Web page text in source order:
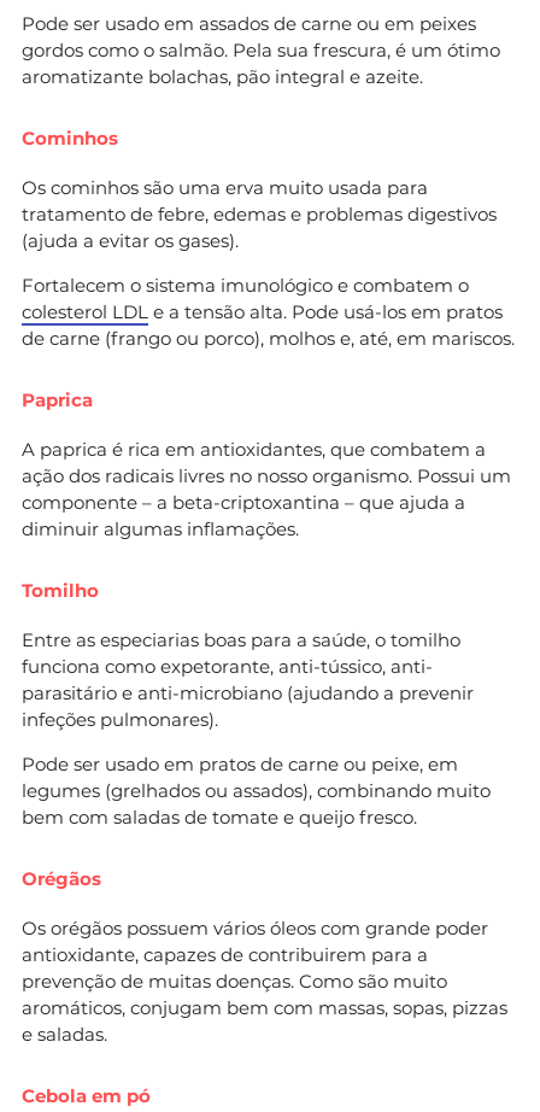
Pode ser usado em assados de carne ou em peixes
gordos como o salmão. Pela sua frescura, é um ótimo
aromatizante bolachas, pão integral e azeite.
Cominhos
Os cominhos são uma erva muito usada para
tratamento de febre, edemas e problemas digestivos
(ajuda a evitar os gases).
Fortalecem o sistema imunológico e combatem o
colesterol LDL e a tensão alta. Pode usá-los em pratos
de carne (frango ou porco), molhos e, até, em mariscos.
Paprica
A paprica é rica em antioxidantes, que combatem a
ação dos radicais livres no nosso organismo. Possui um
componente – a beta-criptoxantina – que ajuda a
diminuir algumas inflamações.
Tomilho
Entre as especiarias boas para a saúde, o tomilho
funciona como expetorante, anti-tússico, anti-
parasitário e anti-microbiano (ajudando a prevenir
infeções pulmonares).
Pode ser usado em pratos de carne ou peixe, em
legumes (grelhados ou assados), combinando muito
bem com saladas de tomate e queijo fresco.
Orégãos
Os orégãos possuem vários óleos com grande poder
antioxidante, capazes de contribuirem para a
prevenção de muitas doenças. Como são muito
aromáticos, conjugam bem com massas, sopas, pizzas
e saladas.
Cebola em pó